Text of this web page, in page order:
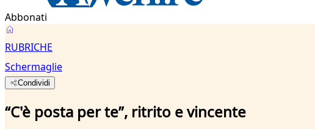
Abbonati
RUBRICHE
Schermaglie
Condividi
“C'è posta per te”, ritrito e vincente